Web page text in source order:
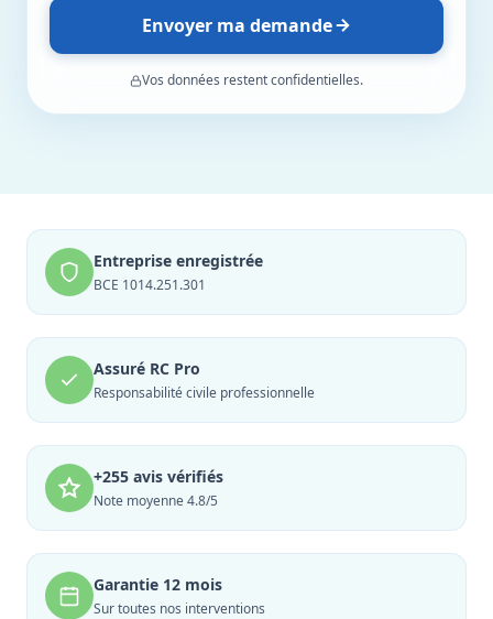
Envoyer ma demande
Vos données restent confidentielles.
Entreprise enregistrée
BCE 1014.251.301
Assuré RC Pro
Responsabilité civile professionnelle
+255 avis vérifiés
Note moyenne 4.8/5
Garantie 12 mois
Sur toutes nos interventions